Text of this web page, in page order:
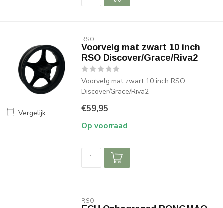
Vergelijk
RSO
Voorvelg mat zwart 10 inch
RSO Discover/Grace/Riva2
Voorvelg mat zwart 10 inch RSO
Discover/Grace/Riva2
€59,95
Op voorraad
RSO